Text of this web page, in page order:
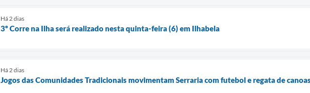
Há 2 dias
3º Corre na Ilha será realizado nesta quinta-feira (6) em Ilhabela
Há 2 dias
Jogos das Comunidades Tradicionais movimentam Serraria com futebol e regata de